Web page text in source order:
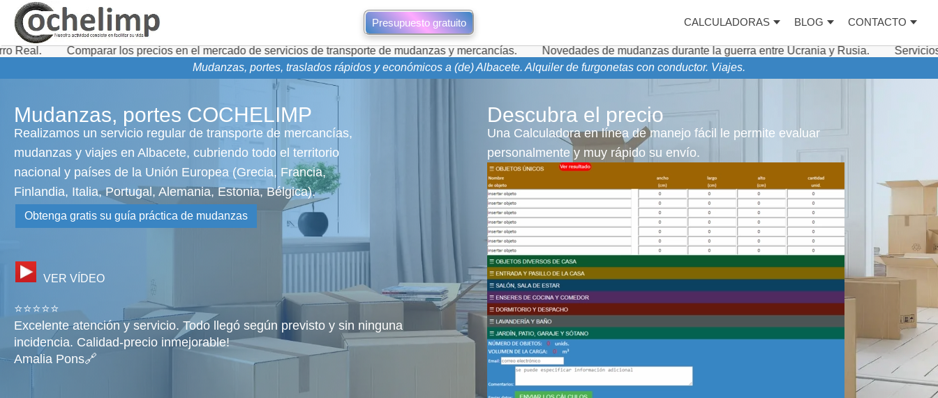
Presupuesto gratuito CALCULADORAS BLOG CONTACTO
los precios en el mercado de servicios de transporte de mudanzas y mercancías. Novedades de mudanzas durante la guerra entre Ucrania y Rusia.
Servicios
Mudanzas, portes, traslados rápidos y económicos a (de) Albacete. Alquiler de furgonetas con conductor. Viajes.
Mudanzas, portes COCHELIMP
Realizamos un servicio regular de transporte de mercancías,
mudanzas y viajes en Albacete, cubriendo todo el territorio
nacional y países de la Unión Europea (Grecia, Francia,
Finlandia, Italia, Portugal, Alemania, Estonia, Bélgica).
Obtenga gratis su guía práctica de mudanzas
VER VÍDEO
⭐⭐⭐⭐⭐
Excelente atención y servicio. Todo llegó según previsto y sin ninguna
incidencia. Calidad-precio inmejorable!
Amalia Pons🔗
Descubra el precio
Una Calculadora en línea de manejo fácil le permite evaluar
personalmente y muy rápido su envío.